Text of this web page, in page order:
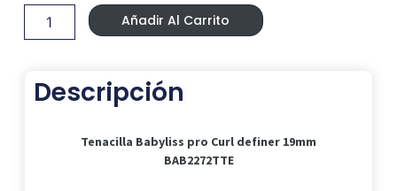
103,50 €.62,10 €.
pro
definer
cantidad
Añadir Al Carrito
Descripción
Tenacilla Babyliss pro Curl definer 19mm
BAB2272TTE